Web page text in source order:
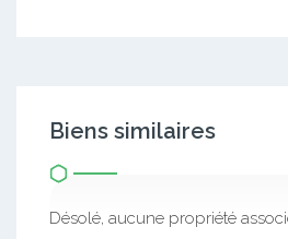
Biens similaires
Désolé, aucune propriété